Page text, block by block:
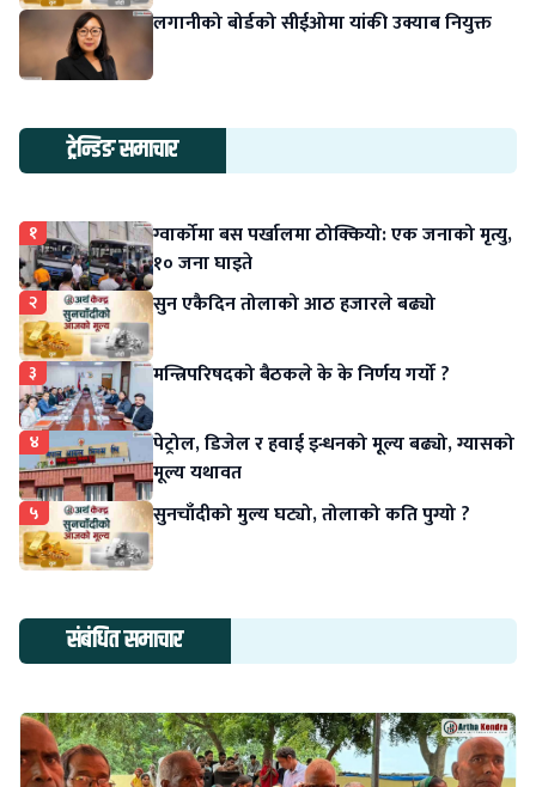
लगानीको बोर्डको सीईओमा यांकी उक्याब नियुक्त
ट्रेन्डिङ समाचार
१
ग्वार्कोमा बस पर्खालमा ठोक्कियो: एक जनाको मृत्यु,
१० जना घाइते
२ सुन एकैदिन तोलाको आठ हजारले बढ्यो
३ मन्त्रिपरिषदको बैठकले के के निर्णय गर्यो ?
४
पेट्रोल, डिजेल र हवाई इन्धनको मूल्य बढ्यो, ग्यासको
मूल्य यथावत
५ सुनचाँदीको मुल्य घट्यो, तोलाको कति पुग्यो ?
संबंधित समाचार